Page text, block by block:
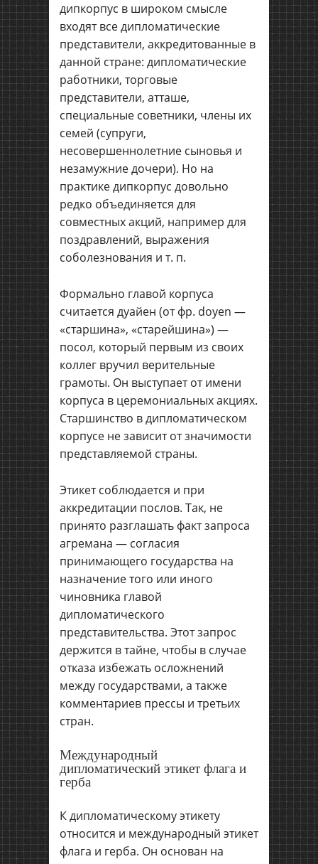
дипкорпус в широком смысле
входят все дипломатические
представители, аккредитованные в
данной стране: дипломатические
работники, торговые
представители, атташе,
специальные советники, члены их
семей (супруги,
несовершеннолетние сыновья и
незамужние дочери). Но на
практике дипкорпус довольно
редко объединяется для
совместных акций, например для
поздравлений, выражения
соболезнования и т. п.
Формально главой корпуса
считается дуайен (от фр. doyen —
«старшина», «старейшина») —
посол, который первым из своих
коллег вручил верительные
грамоты. Он выступает от имени
корпуса в церемониальных акциях.
Старшинство в дипломатическом
корпусе не зависит от значимости
представляемой страны.
Этикет соблюдается и при
аккредитации послов. Так, не
принято разглашать факт запроса
агремана — согласия
принимающего государства на
назначение того или иного
чиновника главой
дипломатического
представительства. Этот запрос
держится в тайне, чтобы в случае
отказа избежать осложнений
между государствами, а также
комментариев прессы и третьих
стран.
Международный
дипломатический этикет флага и
герба
К дипломатическому этикету
относится и международный этикет
флага и герба. Он основан на